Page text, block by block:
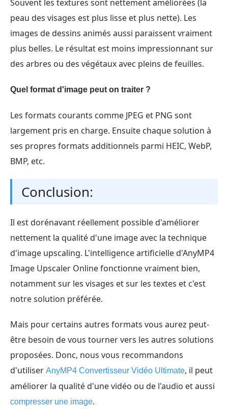
Souvent les textures sont nettement améliorées (la
peau des visages est plus lisse et plus nette). Les
images de dessins animés aussi paraissent vraiment
plus belles. Le résultat est moins impressionnant sur
des arbres ou des végétaux avec pleins de feuilles.
Quel format d'image peut on traiter ?
Les formats courants comme JPEG et PNG sont
largement pris en charge. Ensuite chaque solution à
ses propres formats additionnels parmi HEIC, WebP,
BMP, etc.
Conclusion:
Il est dorénavant réellement possible d'améliorer
nettement la qualité d'une image avec la technique
d'image upscaling. L'intelligence artificielle d'AnyMP4
Image Upscaler Online fonctionne vraiment bien,
notamment sur les visages et sur les textes et c'est
notre solution préférée.
Mais pour certains autres formats vous aurez peut-
être besoin de vous tourner vers les autres solutions
proposées. Donc, nous vous recommandons
d'utiliser AnyMP4 Convertisseur Vidéo Ultimate, il peut
améliorer la qualité d'une vidéo ou de l'audio et aussi
compresser une image.